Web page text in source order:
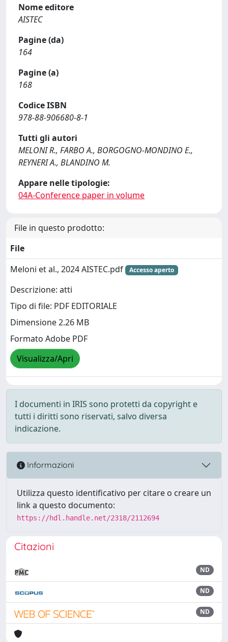
Nome editore
AISTEC
Pagine (da)
164
Pagine (a)
168
Codice ISBN
978-88-906680-8-1
Tutti gli autori
MELONI R., FARBO A., BORGOGNO-MONDINO E.,
REYNERI A., BLANDINO M.
Appare nelle tipologie:
04A-Conference paper in volume
File in questo prodotto:
File
Meloni et al., 2024 AISTEC.pdf
Accesso aperto
Descrizione: atti
Tipo di file: PDF EDITORIALE
Dimensione 2.26 MB
Formato Adobe PDF
Visualizza/Apri
I documenti in IRIS sono protetti da copyright e
tutti i diritti sono riservati, salvo diversa
indicazione.
Informazioni
Utilizza questo identificativo per citare o creare un
link a questo documento:
https://hdl.handle.net/2318/2112694
Citazioni
ND
ND
ND